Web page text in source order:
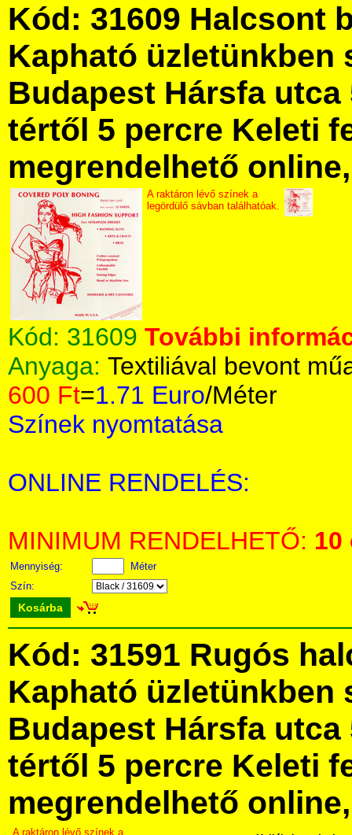
Kód: 31609 Halcsont
Kapható üzletünkben
Budapest Hársfa utca
tértől 5 percre Keleti
megrendelhető
A raktáron lévő színek a
legördülő sávban találhatóak.
Kód: 31609 További
Anyaga: Textiliával bevont
600 Ft=1.71 Euro/Méter
Színek nyomtatása
ONLINE RENDELÉS:
MINIMUM RENDELHETŐ: 10
Mennyiség:
Méter
Szín:
Kosárba
Kód: 31591 Rugós
Kapható üzletünkben
Budapest Hársfa utca
tértől 5 percre Keleti
megrendelhető
A raktáron lévő színek a